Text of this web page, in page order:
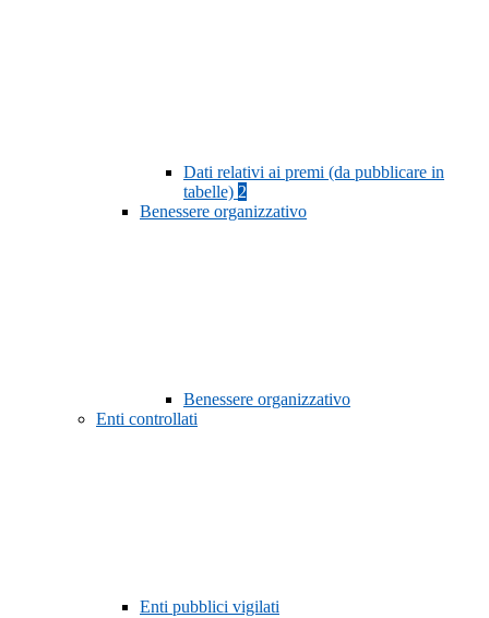
Dati relativi ai premi (da pubblicare in
tabelle) 2
Benessere organizzativo
Benessere organizzativo
Enti controllati
Enti pubblici vigilati